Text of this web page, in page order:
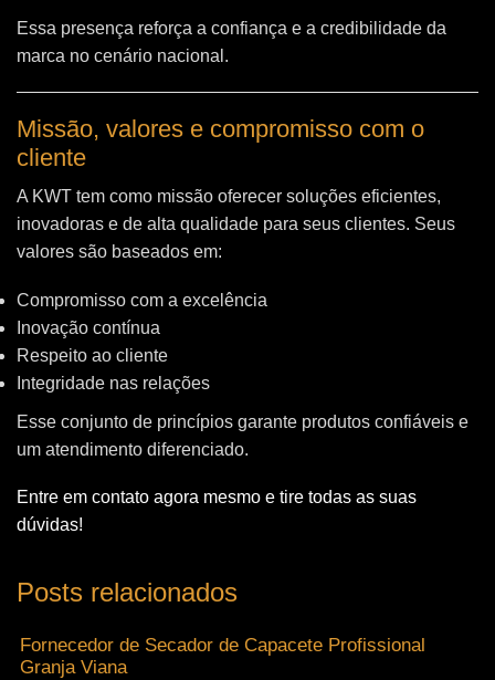
Essa presença reforça a confiança e a credibilidade da
marca no cenário nacional.
Missão, valores e compromisso com o
cliente
A KWT tem como missão oferecer soluções eficientes,
inovadoras e de alta qualidade para seus clientes. Seus
valores são baseados em:
Compromisso com a excelência
Inovação contínua
Respeito ao cliente
Integridade nas relações
Esse conjunto de princípios garante produtos confiáveis e
um atendimento diferenciado.
Entre em contato agora mesmo e tire todas as suas
dúvidas!
Posts relacionados
Fornecedor de Secador de Capacete Profissional
Granja Viana